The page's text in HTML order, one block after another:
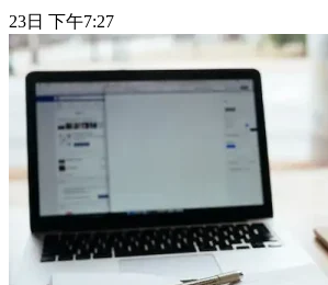
23日 下午7:27